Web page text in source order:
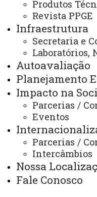
Produtos
Revista PPGE
Infraestrutura
Secretaria e
Laboratórios,
Autoavaliação
Planejamento
Impacto na
Parcerias /
Eventos
Parcerias /
Intercâmbios
Nossa
Fale Conosco
Mapa do Site
Ouvidoria
Portal Office 365
Sistemas
Telefones
Webmail
REITORIA
Secretaria Geral
Gabinete Reitoria